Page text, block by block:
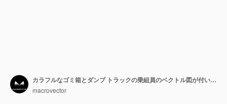
カラフルなゴミ箱とダンプ トラックの乗組員のベクトル図が付いている通りの屋外ビューと等尺性リサイクル構成
macrovector